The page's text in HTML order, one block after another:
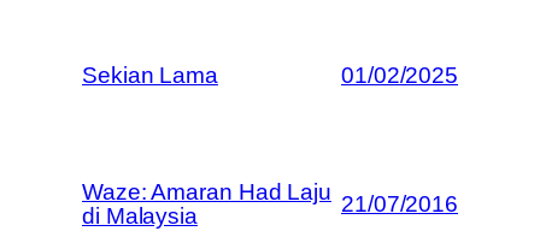
Sekian Lama 01/02/2025
Waze: Amaran Had Laju
di Malaysia
21/07/2016